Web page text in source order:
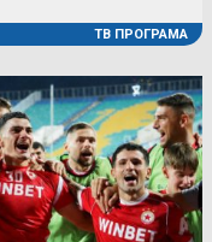
ТВ ПРОГРАМА